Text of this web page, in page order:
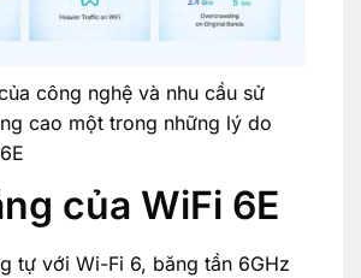
công nghệ và nhu cầu sử
cao một trong những lý do
của WiFi 6E
tự với Wi-Fi 6, băng tần 6GHz